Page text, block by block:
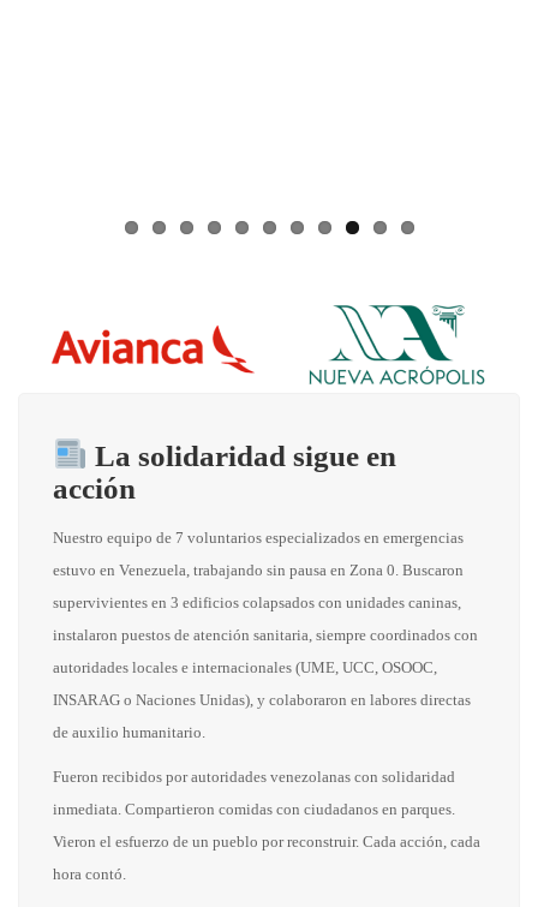
La solidaridad sigue en
acción
Nuestro equipo de 7 voluntarios especializados en emergencias
estuvo en Venezuela, trabajando sin pausa en Zona 0. Buscaron
supervivientes en 3 edificios colapsados con unidades caninas,
instalaron puestos de atención sanitaria, siempre coordinados con
autoridades locales e internacionales (UME, UCC, OSOOC,
INSARAG o Naciones Unidas), y colaboraron en labores directas
de auxilio humanitario.
Fueron recibidos por autoridades venezolanas con solidaridad
inmediata. Compartieron comidas con ciudadanos en parques.
Vieron el esfuerzo de un pueblo por reconstruir. Cada acción, cada
hora contó.